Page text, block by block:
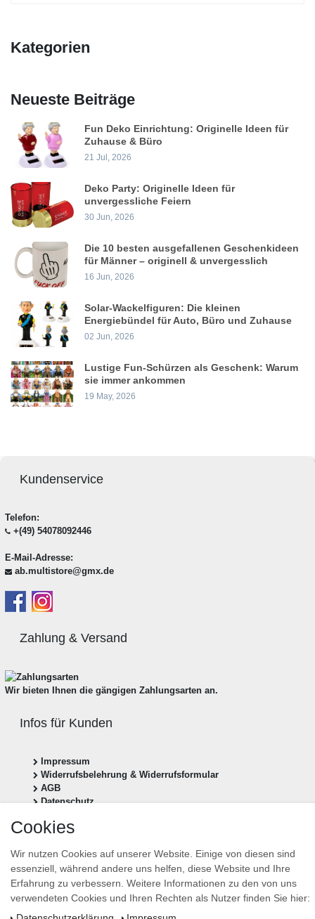
Kategorien
Neueste Beiträge
Fun Deko Einrichtung: Originelle Ideen für
Zuhause & Büro
21 Jul, 2026
Deko Party: Originelle Ideen für
unvergessliche Feiern
30 Jun, 2026
Die 10 besten ausgefallenen Geschenkideen
für Männer – originell & unvergesslich
16 Jun, 2026
Solar-Wackelfiguren: Die kleinen
Energiebündel für Auto, Büro und Zuhause
02 Jun, 2026
Lustige Fun-Schürzen als Geschenk: Warum
sie immer ankommen
19 May, 2026
Kundenservice
Telefon:
+(49) 54078092446
E-Mail-Adresse:
ab.multistore@gmx.de
Zahlung & Versand
Wir bieten Ihnen die gängigen Zahlungsarten an.
Infos für Kunden
Impressum
Widerrufsbelehrung & Widerrufsformular
AGB
Datenschutz
Newsletter anmelden
Newsletter
Cookies
Wir nutzen Cookies auf unserer Website. Einige von diesen sind
essenziell, während andere uns helfen, diese Website und Ihre
Erfahrung zu verbessern. Weitere Informationen zu den von uns
verwendeten Cookies und Ihren Rechten als Nutzer finden Sie hier: